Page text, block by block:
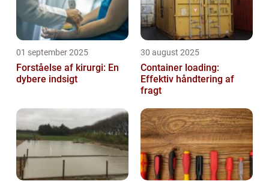
01 september 2025
Forståelse af kirurgi: En
dybere indsigt
30 august 2025
Container loading:
Effektiv håndtering af
fragt